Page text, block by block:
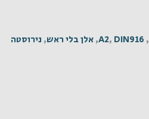
,
A2, DIN916
,אלן בלי ראש, נירוסטה